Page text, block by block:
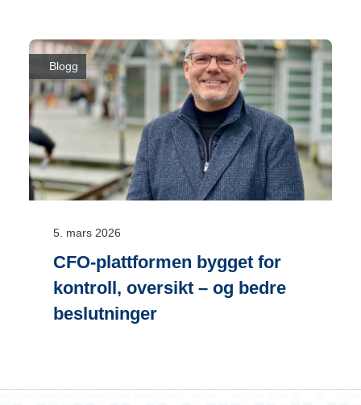
Blogg
5. mars 2026
CFO-plattformen bygget for
kontroll, oversikt – og bedre
beslutninger